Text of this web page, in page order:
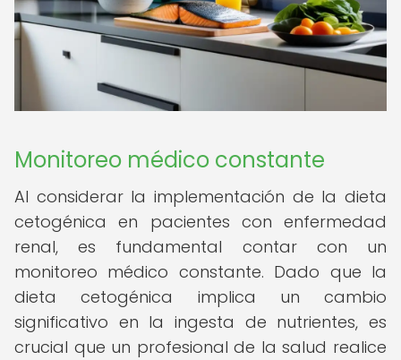
Monitoreo médico constante
Al considerar la implementación de la dieta
cetogénica en pacientes con enfermedad
renal, es fundamental contar con un
monitoreo médico constante. Dado que la
dieta cetogénica implica un cambio
significativo en la ingesta de nutrientes, es
crucial que un profesional de la salud realice